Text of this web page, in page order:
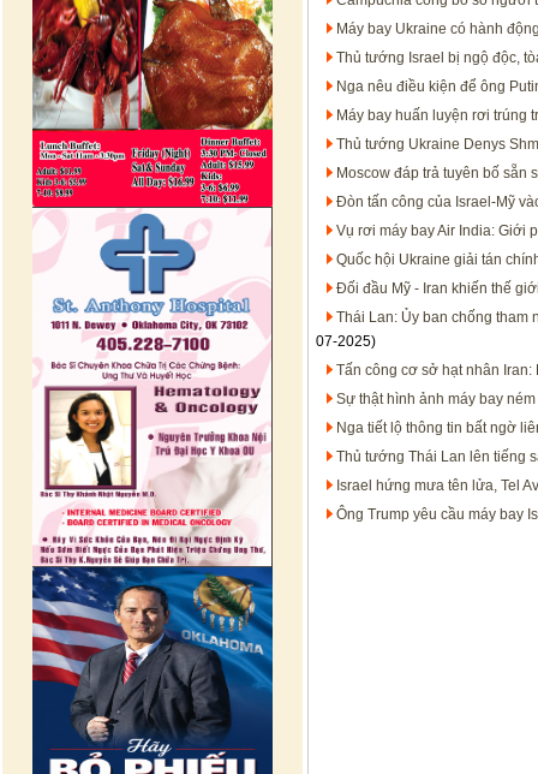
Máy bay Ukraine có hành
Thủ tướng Israel bị ngộ độc,
Nga nêu điều kiện để ông
Máy bay huấn luyện rơi trúng
Thủ tướng Ukraine Denys
Moscow đáp trả tuyên bố sẵn
Đòn tấn công của Israel-Mỹ
Vụ rơi máy bay Air India: Giới
Quốc hội Ukraine giải tán
Đối đầu Mỹ - Iran khiến thế
Thái Lan: Ủy ban chống tham
07-2025)
Tấn công cơ sở hạt nhân Iran:
Sự thật hình ảnh máy bay
Nga tiết lộ thông tin bất ngờ
Thủ tướng Thái Lan lên tiếng
Israel hứng mưa tên lửa, Tel
Ông Trump yêu cầu máy bay